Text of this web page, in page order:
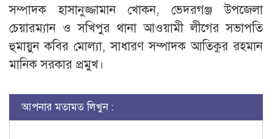
সম্পাদক হাসানুজ্জামান খোকন, ভেদরগঞ্জ উপজেলা
চেয়ারম্যান ও সখিপুর থানা আওয়ামী লীগের সভাপতি
হুমায়ুন কবির মোল্যা, সাধারণ সম্পাদক আতিকুর রহমান
মানিক সরকার প্রমুখ।
আপনার মতামত লিখুন :